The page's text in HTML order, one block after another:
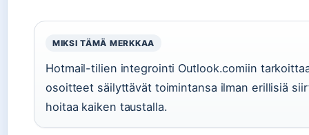
MIKSI TÄMÄ MERKKAA
Hotmail-tilien integrointi Outlook.comiin
osoitteet säilyttävät toimintansa ilman erillisiä
hoitaa kaiken taustalla.